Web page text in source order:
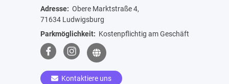
Adresse: Obere Marktstraße 4,
71634 Ludwigsburg
Parkmöglichkeit: Kostenpflichtig am Geschäft
Kontaktiere uns